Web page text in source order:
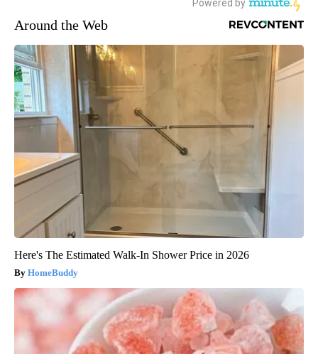
Around the Web
Here's The Estimated Walk-In Shower Price in 2026
HomeBuddy